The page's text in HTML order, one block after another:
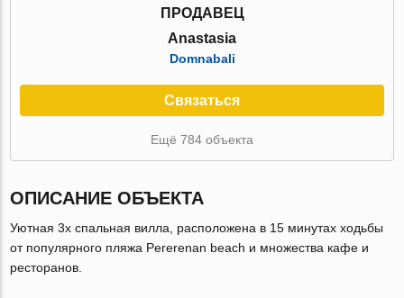
ПРОДАВЕЦ
Anastasia
Domnabali
Связаться
Ещё 784 объекта
ОПИСАНИЕ ОБЪЕКТА
Уютная 3х спальная вилла, расположена в 15 минутах ходьбы
от популярного пляжа Pererenan beach и множества кафе и
ресторанов.